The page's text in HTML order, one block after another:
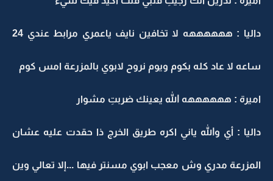
داليا : ههههههه لا تخافين نايف ياعمري مرابط عندي 24
ساعه لا عاد كله بكوم ويوم نروح لابوي بالمزرعة امس كوم
اميرة : ههههههه الله يعينك ضربتِ مشوار
داليا : أي والله ياني اكره طريق الخرج ذا حقدت عليه عشان
المزرعة مدري وش معجب ابوي مسنتر فيها ...إلا تعالي وين